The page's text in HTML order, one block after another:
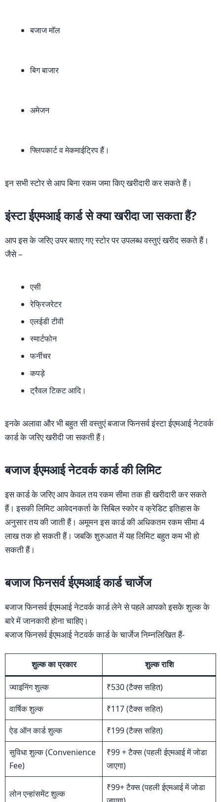
बजाज माॅल
बिग बाजार
अमेजन
फ्लिपकार्ट व मेकमाईट्रिप हैं।
इन सभी स्टोर से आप बिना रकम जमा किए खरीदारी कर सकते हैं।
इंस्टा ईएमआई कार्ड से क्या खरीदा जा सकता हैं?
आप इस के जरिए उपर बताए गए स्टोर पर उपलब्ध वस्तुएं खरीद सकते हैं।
जैसे –
एसी
रेफ्रिजरेटर
एलईडी टीवी
स्मार्टफोन
फर्नीचर
कपड़े
ट्रैवल टिकट आदि।
इनके अलावा और भी बहुत सी वस्तुएं बजाज फिनसर्व इंस्टा ईएमआई नेटवर्क
कार्ड के जरिए खरीदी जा सकती हैं।
बजाज ईएमआई नेटवर्क कार्ड की लिमिट
इस कार्ड के जरिए आप केवल तय रकम सीमा तक ही खरीदारी कर सकते
हैं। इसकी लिमिट आवेदनकर्ता के सिबिल स्कोर व क्रेडिट इतिहास के
अनुसार तय की जाती हैं। अमूमन इस कार्ड की अधिकतम रकम सीमा 4
लाख तक हो सकती हैं। जबकि शुरुआत में यह लिमिट बहुत कम भी हो
सकती हैं।
बजाज फिनसर्व ईएमआई कार्ड चार्जेज
बजाज फिनसर्व ईएमआई नेटवर्क कार्ड लेने से पहले आपको इसके शुल्क के
बारे में जानकारी होना चाहिए।
बजाज फिनसर्व ईएमआई नेटवर्क कार्ड के चार्जेज निम्नलिखित हैं-
शुल्क का प्रकार शुल्क राशि
ज्वाइनिंग शुल्क
₹530 (टैक्स सहित)
वार्षिक शुल्क
₹117 (टैक्स सहित)
ऐड ऑन कार्ड शुल्क
₹199 (टैक्स सहित)
सुविधा शुल्क (Convenience
Fee)
₹99 + टैक्स (पहली ईएमआई में जोडा
जाएगा)
लोन एन्हांसमेंट शुल्क
₹99+ टैक्स (पहली ईएमआई में जोडा